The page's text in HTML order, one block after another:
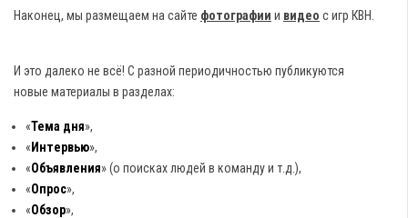
Наконец, мы размещаем на сайте фотографии и видео с игр КВН.
И это далеко не всё! С разной периодичностью публикуются
новые материалы в разделах:
«Тема дня»,
« Интервью»,
«Объявления» (о поисках людей в команду и т.д.),
«Опрос»,
«Обзор»,